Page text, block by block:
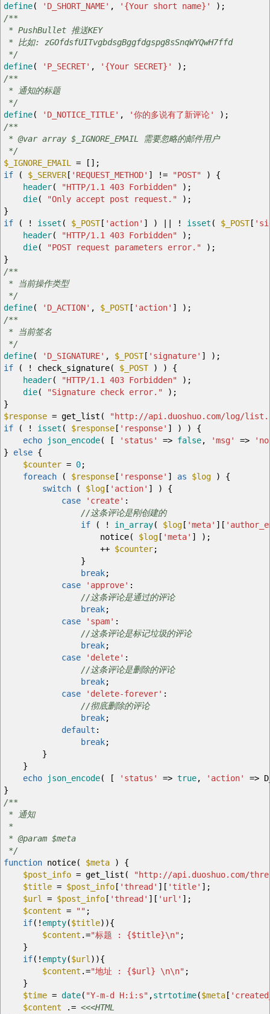
define( 'D_SHORT_NAME' , '{Your short name}' ) ;
/**
* PushBullet 推送KEY
* 比如: zGOfdsfUITvgbdsgBggfdgspg8sSnqWYQwH7ffd
*/
define( 'P_SECRET' , '{Your SECRET}' ) ;
/**
* 通知的标题
*/
define( 'D_NOTICE_TITLE' , '你的多说有了新评论' ) ;
/**
* @var array $_IGNORE_EMAIL 需要忽略的邮件用户
*/
$_IGNORE_EMAIL = [ ] ;
if
( $_SERVER[ 'REQUEST_METHOD' ] != "POST" )
{
header( "HTTP/1.1 403 Forbidden" ) ;
die( "Only accept post request." ) ;
}
if
( ! isset ( $_POST[ 'action' ] ) ! isset ( $_POST[
header( "HTTP/1.1 403 Forbidden" ) ;
die( "POST request parameters error." ) ;
}
/**
* 当前操作类型
*/
define( 'D_ACTION' , $_POST[ 'action' ] ) ;
/**
* 当前签名
*/
define( 'D_SIGNATURE' , $_POST[ 'signature' ] ) ;
if
( ! check_signature( $_POST ) )
{
header( "HTTP/1.1 403 Forbidden" ) ;
die( "Signature check error." ) ;
}
$response = get_list (
"http://api.duoshuo.com/log/
if
( ! isset ( $response [ 'response' ] ) )
{
echo
json_encode( [ 'status' => false, 'msg' =>
}
else {
$counter = 0;
foreach
( $response [ 'response' ] as $log )
{
switch
( $log [ 'action' ] )
{
case
'create' :
//这条评论是刚创建的
if
( ! in_array( $log [ 'meta' ] [
notice( $log [ 'meta' ] ) ;
++ $counter;
}
break;
case
'approve' :
//这条评论是通过的评论
break;
case
'spam' :
//这条评论是标记垃圾的评论
break;
case
'delete' :
//这条评论是删除的评论
break;
case
'delete-forever' :
//彻底删除的评论
break;
default :
break;
}
}
echo
json_encode( [ 'status' => true, 'action' =>
}
/**
* 通知
*
* @param $meta
*/
function notice( $meta )
{
$post_info = get_list (
"http://api.duoshuo.com/
$title = $post_info [ 'thread' ] [ 'title' ] ;
$url = $post_info [ 'thread' ] [ 'url' ] ;
$content = "" ;
if( ! empty($title) ){
$content .="标题 : {$title}\n" ;
}
if( ! empty($url) ){
$content .="地址 : {$url} \n\n" ;
}
$time = date( "Y-m-d H:i:s" ,strtotime($meta [
$content
.= <<<HTML